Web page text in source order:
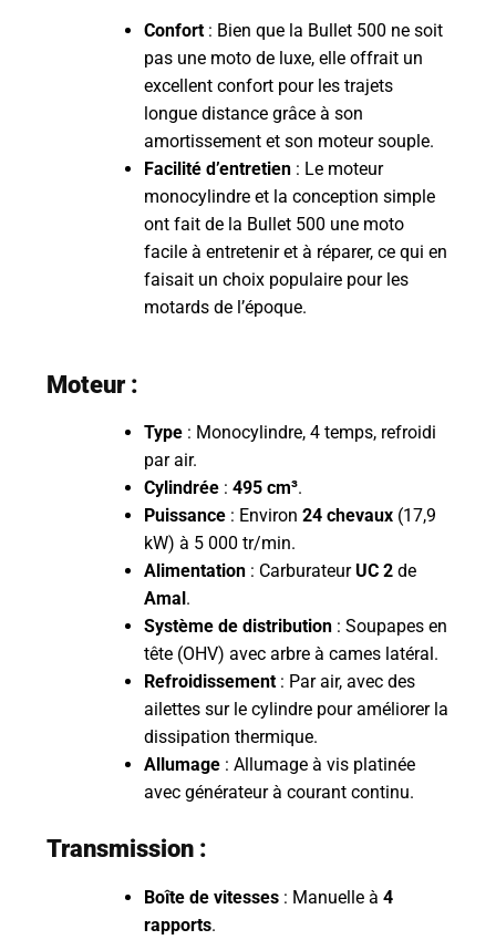
Confort : Bien que la Bullet 500 ne soit
pas une moto de luxe, elle offrait un
excellent confort pour les trajets
longue distance grâce à son
amortissement et son moteur souple.
Facilité d’entretien : Le moteur
monocylindre et la conception simple
ont fait de la Bullet 500 une moto
facile à entretenir et à réparer, ce qui en
faisait un choix populaire pour les
motards de l’époque.
Moteur :
Type : Monocylindre, 4 temps, refroidi
par air.
Cylindrée :495 cm³.
Puissance : Environ24 chevaux (17,9
kW) à 5 000 tr/min.
Alimentation : CarburateurUC 2 de
Amal .
Système de distribution : Soupapes en
tête (OHV) avec arbre à cames latéral.
Refroidissement : Par air, avec des
ailettes sur le cylindre pour améliorer la
dissipation thermique.
Allumage : Allumage à vis platinée
avec générateur à courant continu.
Transmission :
Boîte de vitesses : Manuelle à4
rapports.